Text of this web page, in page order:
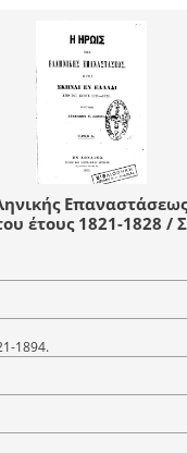
Επαναστάσεως : ήτοι
1821-1828 / Συνγγραφή[sic]
1894.